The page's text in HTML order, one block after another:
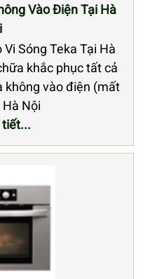
Vào Điện Tại Hà
Sóng Teka Tại Hà
khắc phục tất cả
không vào điện (mất
Nội